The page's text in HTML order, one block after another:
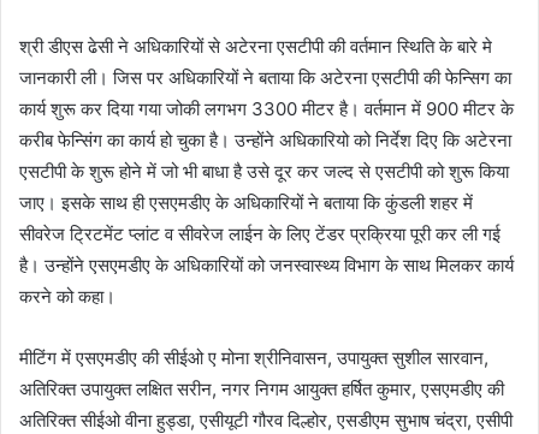
श्री डीएस ढेसी ने अधिकारियों से अटेरना एसटीपी की वर्तमान स्थिति के बारे मे
जानकारी ली। जिस पर अधिकारियों ने बताया कि अटेरना एसटीपी की फेन्सिग का
कार्य शुरू कर दिया गया जोकी लगभग 3300 मीटर है। वर्तमान में 900 मीटर के
करीब फेन्सिंग का कार्य हो चुका है। उन्होंने अधिकारियो को निर्देश दिए कि अटेरना
एसटीपी के शुरू होने में जो भी बाधा है उसे दूर कर जल्द से एसटीपी को शुरू किया
जाए। इसके साथ ही एसएमडीए के अधिकारियों ने बताया कि कुंडली शहर में
सीवरेज ट्रिटमेंट प्लांट व सीवरेज लाईन के लिए टेंडर प्रक्रिया पूरी कर ली गई
है। उन्होंने एसएमडीए के अधिकारियों को जनस्वास्थ्य विभाग के साथ मिलकर कार्य
करने को कहा।
मीटिंग में एसएमडीए की सीईओ ए मोना श्रीनिवासन, उपायुक्त सुशील सारवान,
अतिरिक्त उपायुक्त लक्षित सरीन, नगर निगम आयुक्त हर्षित कुमार, एसएमडीए की
अतिरिक्त सीईओ वीना हुड्डा, एसीयूटी गौरव दिल्होर, एसडीएम सुभाष चंद्रा, एसीपी